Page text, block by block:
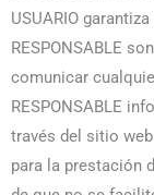
USUARIO
RESPONSABLE
comunicar
RESPONSABLE
través del sitio
para la prestación